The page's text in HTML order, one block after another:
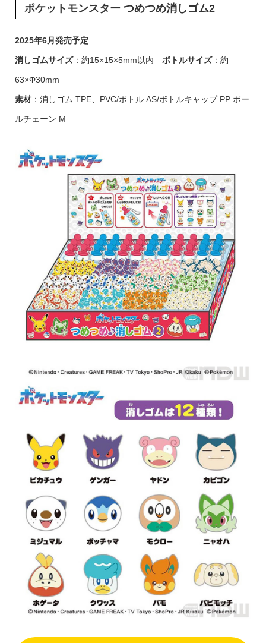
ポケットモンスター つめつめ消しゴム2
2025年6月発売予定
消しゴムサイズ：約15×15×5mm以内 ボトルサイズ：約
63×Φ30mm
素材：消しゴム TPE、PVC/ボトル AS/ボトルキャップ PP ボー
ルチェーン M